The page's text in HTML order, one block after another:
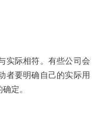
实际相符。有些公司会
者要明确自己的实际用
定。